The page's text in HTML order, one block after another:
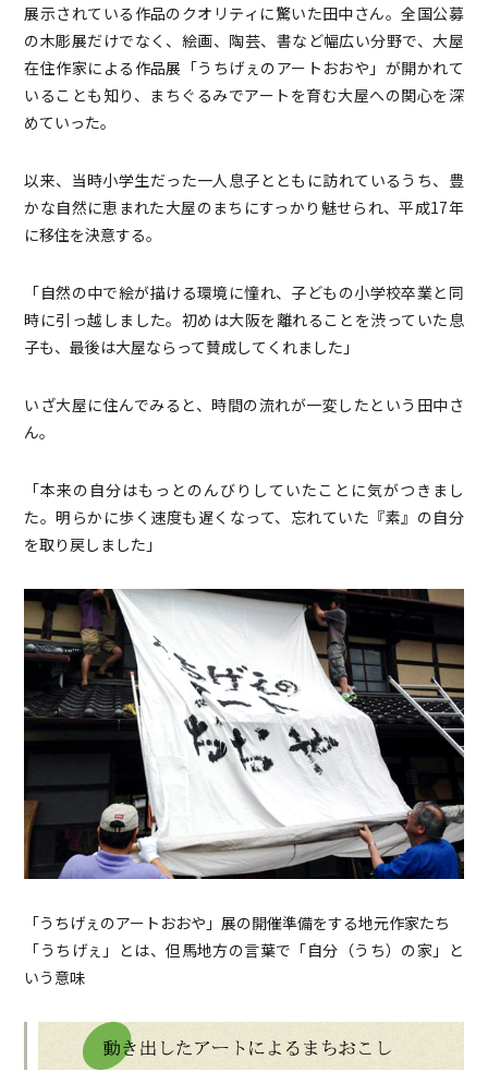
展示されている作品のクオリティに驚いた田中さん。全国公募
の木彫展だけでなく、絵画、陶芸、書など幅広い分野で、大屋
在住作家による作品展「うちげぇのアートおおや」が開かれて
いることも知り、まちぐるみでアートを育む大屋への関心を深
めていった。
以来、当時小学生だった一人息子とともに訪れているうち、豊
かな自然に恵まれた大屋のまちにすっかり魅せられ、平成17年
に移住を決意する。
「自然の中で絵が描ける環境に憧れ、子どもの小学校卒業と同
時に引っ越しました。初めは大阪を離れることを渋っていた息
子も、最後は大屋ならって賛成してくれました」
いざ大屋に住んでみると、時間の流れが一変したという田中さ
ん。
「本来の自分はもっとのんびりしていたことに気がつきまし
た。明らかに歩く速度も遅くなって、忘れていた『素』の自分
を取り戻しました」
「うちげぇのアートおおや」展の開催準備をする地元作家たち
「うちげぇ」とは、但馬地方の言葉で「自分（うち）の家」と
いう意味